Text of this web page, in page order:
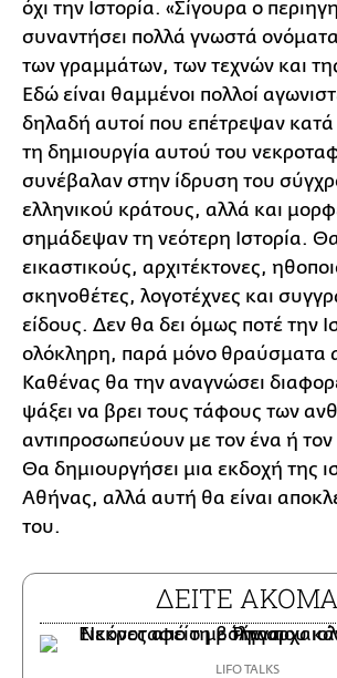
όχι την Ιστορία. «Σίγουρα ο
συναντήσει πολλά γνωστά
των γραμμάτων, των τεχνών και
Εδώ είναι θαμμένοι πολλοί
δηλαδή αυτοί που επέτρεψαν κατά
τη δημιουργία αυτού του
συνέβαλαν στην ίδρυση του
ελληνικού κράτους, αλλά και
σημάδεψαν τη νεότερη Ιστορία.
εικαστικούς, αρχιτέκτονες,
σκηνοθέτες, λογοτέχνες και
είδους. Δεν θα δει όμως ποτέ την
ολόκληρη, παρά μόνο θραύσματα
Καθένας θα την αναγνώσει
ψάξει να βρει τους τάφους των
αντιπροσωπεύουν με τον ένα ή
Θα δημιουργήσει μια εκδοχή της
Αθήνας, αλλά αυτή θα είναι
του.
ΔΕΙΤΕ ΑΚΟΜΑ
LIFO TALKS